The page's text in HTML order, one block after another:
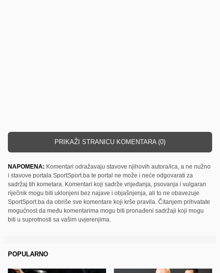
PRIKAŽI STRANICU KOMENTARA (0)
NAPOMENA: Komentari odražavaju stavove njihovih autora/ica, a ne nužno
i stavove portala SportSport.ba te portal ne može i neće odgovarati za
sadržaj tih kometara. Komentari koji sadrže vrijeđanja, psovanja i vulgaran
riječnik mogu biti uklonjeni bez najave i objašnjenja, ali to ne obavezuje
SportSport.ba da obriše sve komentare koji krše pravila. Čitanjem prihvatate
mogućnost da među komentarima mogu biti pronađeni sadržaji koji mogu
biti u suprotnosti sa vašim uvjerenjima.
POPULARNO